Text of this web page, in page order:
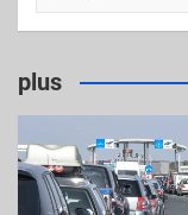
a
c
plus